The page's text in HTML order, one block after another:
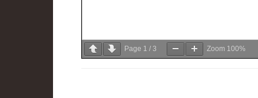
Page 1 / 3 Zoom 100%